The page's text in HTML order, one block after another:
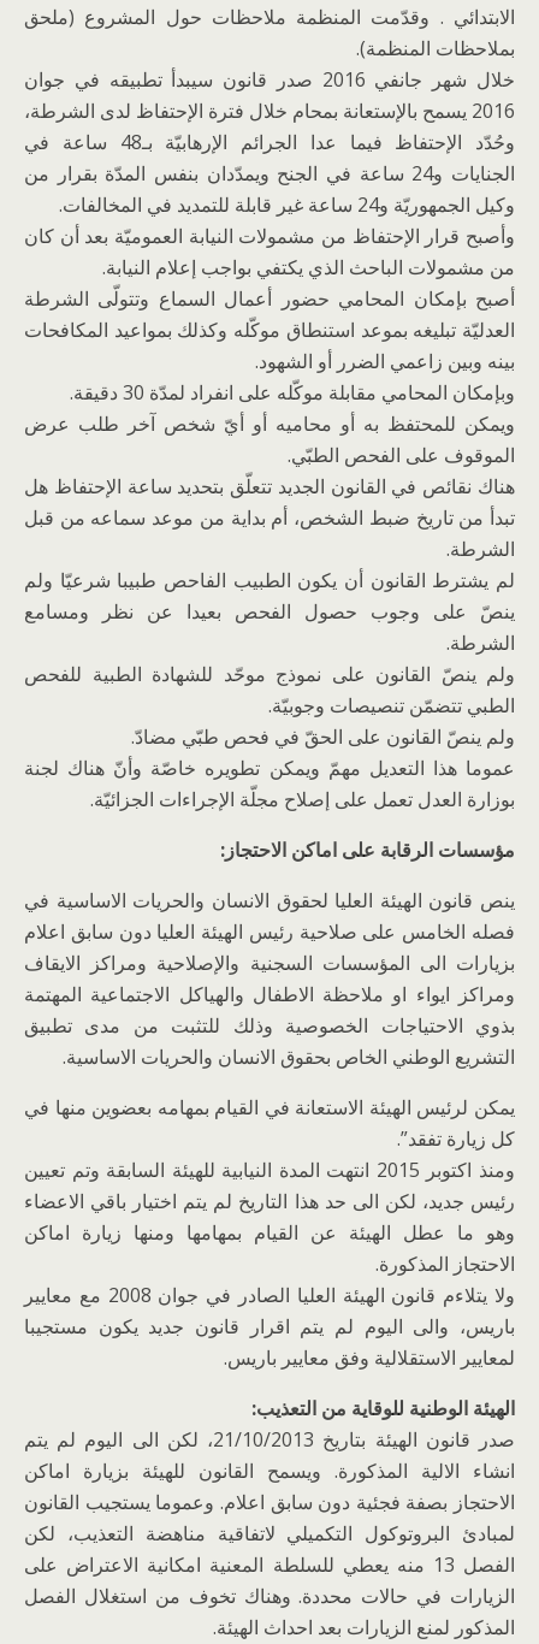
الابتدائي . وقدّمت المنظمة ملاحظات حول المشروع (ملحق
بملاحظات المنظمة).
خلال شهر جانفي 2016 صدر قانون سيبدأ تطبيقه في جوان
2016 يسمح بالإستعانة بمحام خلال فترة الإحتفاظ لدى الشرطة،
وحُدّد الإحتفاظ فيما عدا الجرائم الإرهابيّة بـ48 ساعة في
الجنايات و24 ساعة في الجنح ويمدّدان بنفس المدّة بقرار من
وكيل الجمهوريّة و24 ساعة غير قابلة للتمديد في المخالفات.
وأصبح قرار الإحتفاظ من مشمولات النيابة العموميّة بعد أن كان
من مشمولات الباحث الذي يكتفي بواجب إعلام النيابة.
أصبح بإمكان المحامي حضور أعمال السماع وتتولّى الشرطة
العدليّة تبليغه بموعد استنطاق موكّله وكذلك بمواعيد المكافحات
بينه وبين زاعمي الضرر أو الشهود.
وبإمكان المحامي مقابلة موكّله على انفراد لمدّة 30 دقيقة.
ويمكن للمحتفظ به أو محاميه أو أيّ شخص آخر طلب عرض
الموقوف على الفحص الطبّي.
هناك نقائص في القانون الجديد تتعلّق بتحديد ساعة الإحتفاظ هل
تبدأ من تاريخ ضبط الشخص، أم بداية من موعد سماعه من قبل
الشرطة.
لم يشترط القانون أن يكون الطبيب الفاحص طبيبا شرعيّا ولم
ينصّ على وجوب حصول الفحص بعيدا عن نظر ومسامع
الشرطة.
ولم ينصّ القانون على نموذج موحّد للشهادة الطبية للفحص
الطبي تتضمّن تنصيصات وجوبيّة.
ولم ينصّ القانون على الحقّ في فحص طبّي مضادّ.
عموما هذا التعديل مهمّ ويمكن تطويره خاصّة وأنّ هناك لجنة
بوزارة العدل تعمل على إصلاح مجلّة الإجراءات الجزائيّة.
مؤسسات الرقابة على اماكن الاحتجاز:
ينص قانون الهيئة العليا لحقوق الانسان والحريات الاساسية في
فصله الخامس على صلاحية رئيس الهيئة العليا دون سابق اعلام
بزيارات الى المؤسسات السجنية والإصلاحية ومراكز الايقاف
ومراكز ايواء او ملاحظة الاطفال والهياكل الاجتماعية المهتمة
بذوي الاحتياجات الخصوصية وذلك للتثبت من مدى تطبيق
التشريع الوطني الخاص بحقوق الانسان والحريات الاساسية.
يمكن لرئيس الهيئة الاستعانة في القيام بمهامه بعضوين منها في
كل زيارة تفقد”.
ومنذ اكتوبر 2015 انتهت المدة النيابية للهيئة السابقة وتم تعيين
رئيس جديد، لكن الى حد هذا التاريخ لم يتم اختيار باقي الاعضاء
وهو ما عطل الهيئة عن القيام بمهامها ومنها زيارة اماكن
الاحتجاز المذكورة.
ولا يتلاءم قانون الهيئة العليا الصادر في جوان 2008 مع معايير
باريس، والى اليوم لم يتم اقرار قانون جديد يكون مستجيبا
لمعايير الاستقلالية وفق معايير باريس.
الهيئة الوطنية للوقاية من التعذيب:
صدر قانون الهيئة بتاريخ 21/10/2013، لكن الى اليوم لم يتم
انشاء الالية المذكورة. ويسمح القانون للهيئة بزيارة اماكن
الاحتجاز بصفة فجئية دون سابق اعلام. وعموما يستجيب القانون
لمبادئ البروتوكول التكميلي لاتفاقية مناهضة التعذيب، لكن
الفصل 13 منه يعطي للسلطة المعنية امكانية الاعتراض على
الزيارات في حالات محددة. وهناك تخوف من استغلال الفصل
المذكور لمنع الزيارات بعد احداث الهيئة.